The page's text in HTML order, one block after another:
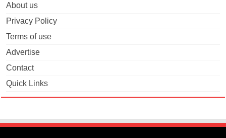
About us
Privacy Policy
Terms of use
Advertise
Contact
Quick Links